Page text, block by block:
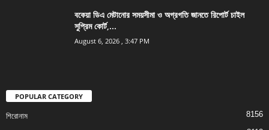
বকেয়া ডিএ মেটানোর সময়সীমা ও অগ্রগতি জানতে রিপোর্ট চাইল
সুপ্রিম কোর্ট,...
August 6, 2026 , 3:47 PM
POPULAR CATEGORY
শিরোনাম 8156